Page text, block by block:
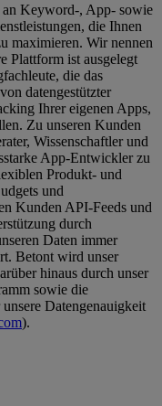
an Keyword-, App- sowie
die Ihnen
maximieren. Wir nennen
Plattform ist ausgelegt
die das
datengestützter
Ihrer eigenen Apps,
Zu unseren Kunden
Wissenschaftler und
App-Entwickler zu
Produkt- und
und
Kunden API-Feeds und
durch
Daten immer
Betont wird unser
hinaus durch unser
sowie die
Datengenauigkeit
).